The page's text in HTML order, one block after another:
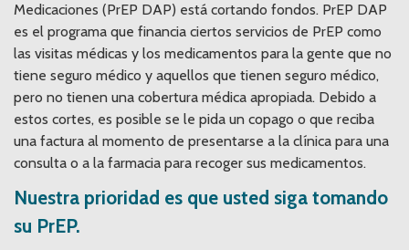
Medicaciones (PrEP DAP) está cortando fondos. PrEP DAP
es el programa que financia ciertos servicios de PrEP como
las visitas médicas y los medicamentos para la gente que no
tiene seguro médico y aquellos que tienen seguro médico,
pero no tienen una cobertura médica apropiada. Debido a
estos cortes, es posible se le pida un copago o que reciba
una factura al momento de presentarse a la clínica para una
consulta o a la farmacia para recoger sus medicamentos.
Nuestra prioridad es que usted siga tomando
su PrEP.